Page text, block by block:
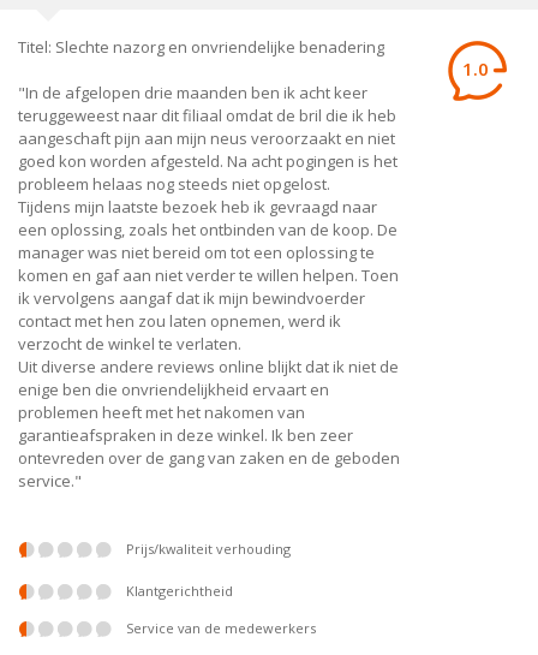
Titel: Slechte nazorg en onvriendelijke benadering
"In de afgelopen drie maanden ben ik acht keer
teruggeweest naar dit filiaal omdat de bril die ik heb
aangeschaft pijn aan mijn neus veroorzaakt en niet
goed kon worden afgesteld. Na acht pogingen is het
probleem helaas nog steeds niet opgelost.
Tijdens mijn laatste bezoek heb ik gevraagd naar
een oplossing, zoals het ontbinden van de koop. De
manager was niet bereid om tot een oplossing te
komen en gaf aan niet verder te willen helpen. Toen
ik vervolgens aangaf dat ik mijn bewindvoerder
contact met hen zou laten opnemen, werd ik
verzocht de winkel te verlaten.
Uit diverse andere reviews online blijkt dat ik niet de
enige ben die onvriendelijkheid ervaart en
problemen heeft met het nakomen van
garantieafspraken in deze winkel. Ik ben zeer
ontevreden over de gang van zaken en de geboden
service."
1.0
prijs/kwaliteit verhouding
klantgerichtheid
service van de medewerkers